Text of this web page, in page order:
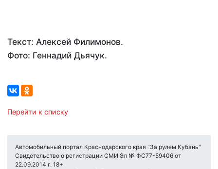
Текст: Алексей Филимонов.
Фото: Геннадий Дьячук.
Перейти к списку
Автомобильный портал Краснодарского края "За рулем Кубань"
Свидетельство о регистрации СМИ Эл № ФС77-59406 от
22.09.2014 г. 18+